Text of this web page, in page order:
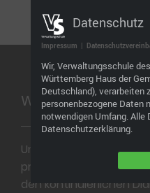
Wir bilden aus.
Unser Ziel ist ein
praxisgerechtes
den kontinuierlichen
Datenschutz
Impressum |
Wir, Verwaltungsschule
Württemberg Haus der
Deutschland), verarbeiten
personenbezogene Daten
notwendigen Umfang. Alle
Datenschutzerklärung.